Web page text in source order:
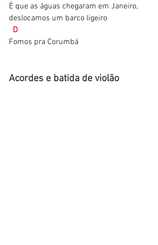
É que as águas chegaram em Janeiro,
deslocamos um barco ligeiro
D
Fomos pra Corumbá
Acordes e batida de violão